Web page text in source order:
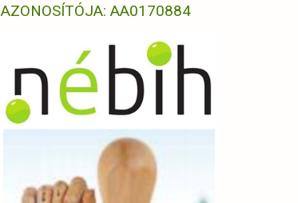
AZONOSÍTÓJA: AA0170884